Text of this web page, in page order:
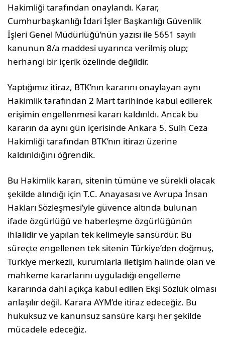
Hakimliği tarafından onaylandı. Karar,
Cumhurbaşkanlığı İdari İşler Başkanlığı Güvenlik
İşleri Genel Müdürlüğü’nün yazısı ile 5651 sayılı
kanunun 8/a maddesi uyarınca verilmiş olup;
herhangi bir içerik özelinde değildir.
Yaptığımız itiraz, BTK’nın kararını onaylayan aynı
Hakimlik tarafından 2 Mart tarihinde kabul edilerek
erişimin engellenmesi kararı kaldırıldı. Ancak bu
kararın da aynı gün içerisinde Ankara 5. Sulh Ceza
Hakimliği tarafından BTK’nın itirazı üzerine
kaldırıldığını öğrendik.
Bu Hakimlik kararı, sitenin tümüne ve sürekli olacak
şekilde alındığı için T.C. Anayasası ve Avrupa İnsan
Hakları Sözleşmesi’yle güvence altında bulunan
ifade özgürlüğü ve haberleşme özgürlüğünün
ihlalidir ve yapılan tek kelimeyle sansürdür. Bu
süreçte engellenen tek sitenin Türkiye’den doğmuş,
Türkiye merkezli, kurumlarla iletişim halinde olan ve
mahkeme kararlarını uyguladığı engelleme
kararında dahi açıkça kabul edilen Ekşi Sözlük olması
anlaşılır değil. Karara AYM’de itiraz edeceğiz. Bu
hukuksuz ve kanunsuz sansüre karşı her şekilde
mücadele edeceğiz.